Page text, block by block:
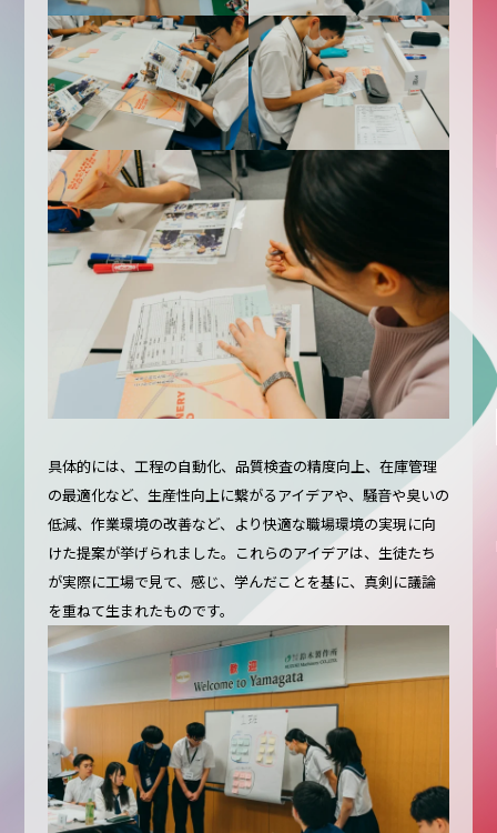
具体的には、工程の自動化、品質検査の精度向上、在庫管理
の最適化など、生産性向上に繋がるアイデアや、騒音や臭いの
低減、作業環境の改善など、より快適な職場環境の実現に向
けた提案が挙げられました。これらのアイデアは、生徒たち
が実際に工場で見て、感じ、学んだことを基に、真剣に議論
を重ねて生まれたものです。